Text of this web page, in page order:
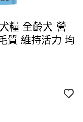
糧 全齡犬 營
質 維持活力 均